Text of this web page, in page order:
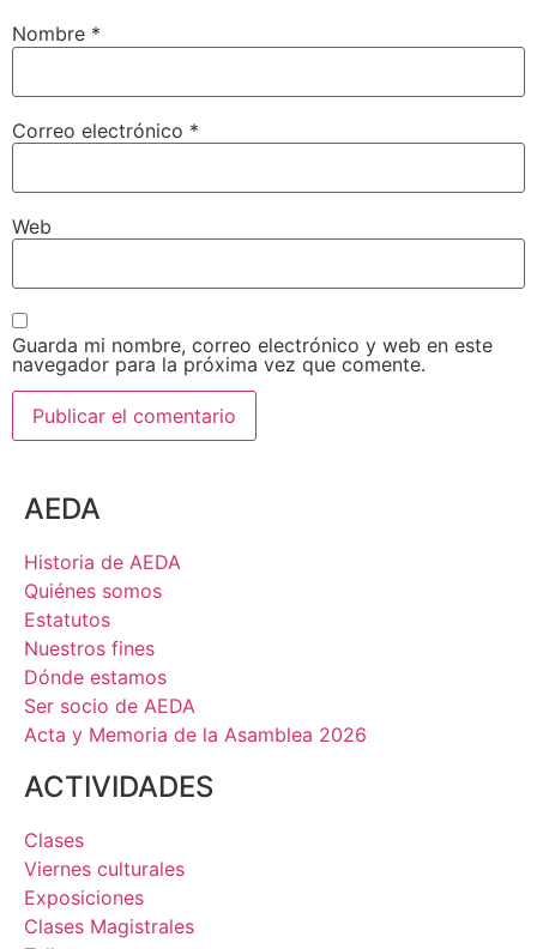
Nombre *
Correo electrónico *
Web
Guarda mi nombre, correo electrónico y web en este
navegador para la próxima vez que comente.
AEDA
Historia de AEDA
Quiénes somos
Estatutos
Nuestros fines
Dónde estamos
Ser socio de AEDA
Acta y Memoria de la Asamblea 2026
ACTIVIDADES
Clases
Viernes culturales
Exposiciones
Clases Magistrales